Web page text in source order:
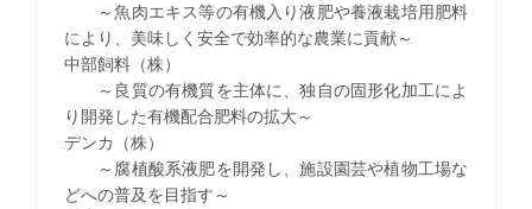
～魚肉エキス等の有機入り液肥や養液栽培用肥料
により、美味しく安全で効率的な農業に貢献～
中部飼料（株）
～良質の有機質を主体に、独自の固形化加工によ
り開発した有機配合肥料の拡大～
デンカ（株）
～腐植酸系液肥を開発し、施設園芸や植物工場な
どへの普及を目指す～